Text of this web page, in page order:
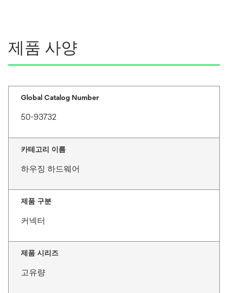
제품 사양
Global Catalog Number
50-93732
카테고리 이름
하우징 하드웨어
제품 구분
커넥터
제품 시리즈
고유량